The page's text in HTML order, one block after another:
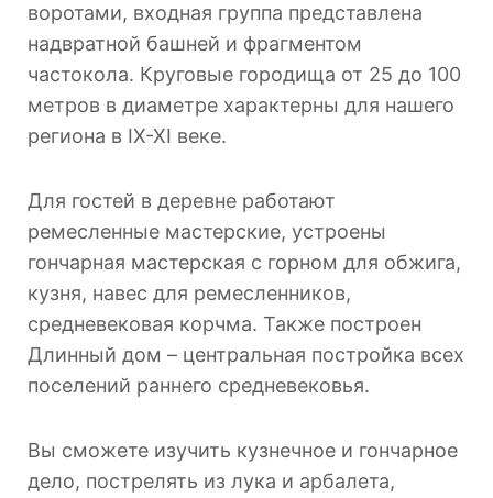
воротами, входная группа представлена
надвратной башней и фрагментом
частокола. Круговые городища от 25 до 100
метров в диаметре характерны для нашего
региона в IX-XI веке.
Для гостей в деревне работают
ремесленные мастерские, устроены
гончарная мастерская с горном для обжига,
кузня, навес для ремесленников,
средневековая корчма. Также построен
Длинный дом – центральная постройка всех
поселений раннего средневековья.
Вы сможете изучить кузнечное и гончарное
дело, пострелять из лука и арбалета,